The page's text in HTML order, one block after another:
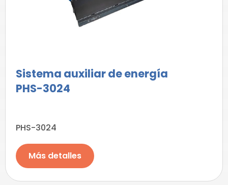
Sistema auxiliar de energía
PHS-3024
PHS-3024
Más detalles